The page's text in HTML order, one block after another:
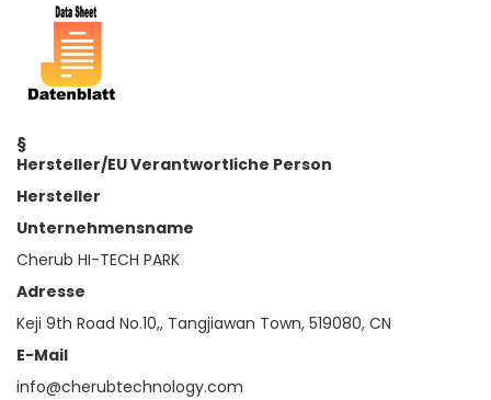
§
Hersteller/EU Verantwortliche Person
Hersteller
Unternehmensname
Cherub HI-TECH PARK
Adresse
Keji 9th Road No.10,, Tangjiawan Town, 519080, CN
E-Mail
info@cherubtechnology.com